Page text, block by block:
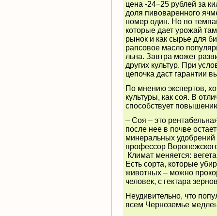
цена -24−25 рублей за
доля пивоваренного
номер один. Но по
которые дает урожай
рынок и как сырье для
рапсовое масло
льна. Завтра может
других культур. При
цепочка даст гарантии
По мнению экспертов,
культуры, как соя. В
способствует
– Соя – это
после нее в почве
минеральных
профессор
Климат меняется:
Есть сорта, которые
животных – можно
человек, с гектара
Неудивительно, что
всем Черноземье